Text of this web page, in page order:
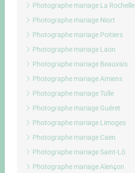
Photographe mariage La Rochelle
Photographe mariage Niort
Photographe mariage Poitiers
Photographe mariage Laon
Photographe mariage Beauvais
Photographe mariage Amiens
Photographe mariage Tulle
Photographe mariage Guéret
Photographe mariage Limoges
Photographe mariage Caen
Photographe mariage Saint-Lô
Photographe mariage Alençon